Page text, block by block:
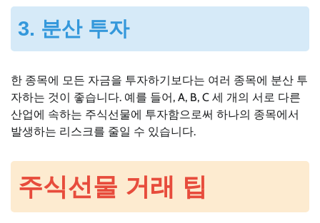
3. 분산 투자
한 종목에 모든 자금을 투자하기보다는 여러 종목에 분산 투
자하는 것이 좋습니다. 예를 들어, A, B, C 세 개의 서로 다른
산업에 속하는 주식선물에 투자함으로써 하나의 종목에서
발생하는 리스크를 줄일 수 있습니다.
주식선물 거래 팁